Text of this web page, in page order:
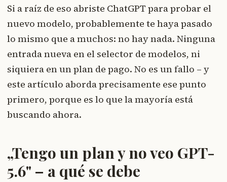
Si a raíz de eso abriste ChatGPT para probar el
nuevo modelo, probablemente te haya pasado
lo mismo que a muchos: no hay nada. Ninguna
entrada nueva en el selector de modelos, ni
siquiera en un plan de pago. No es un fallo – y
este artículo aborda precisamente ese punto
primero, porque es lo que la mayoría está
buscando ahora.
„Tengo un plan y no veo GPT-
5.6" – a qué se debe